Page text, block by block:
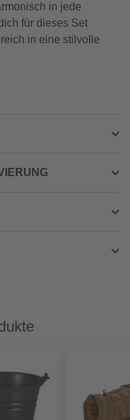
in jede
für dieses Set
in eine stilvolle